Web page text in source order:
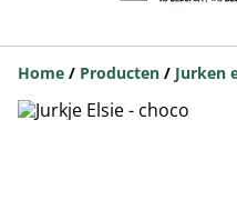
Home / Producten / Jurken